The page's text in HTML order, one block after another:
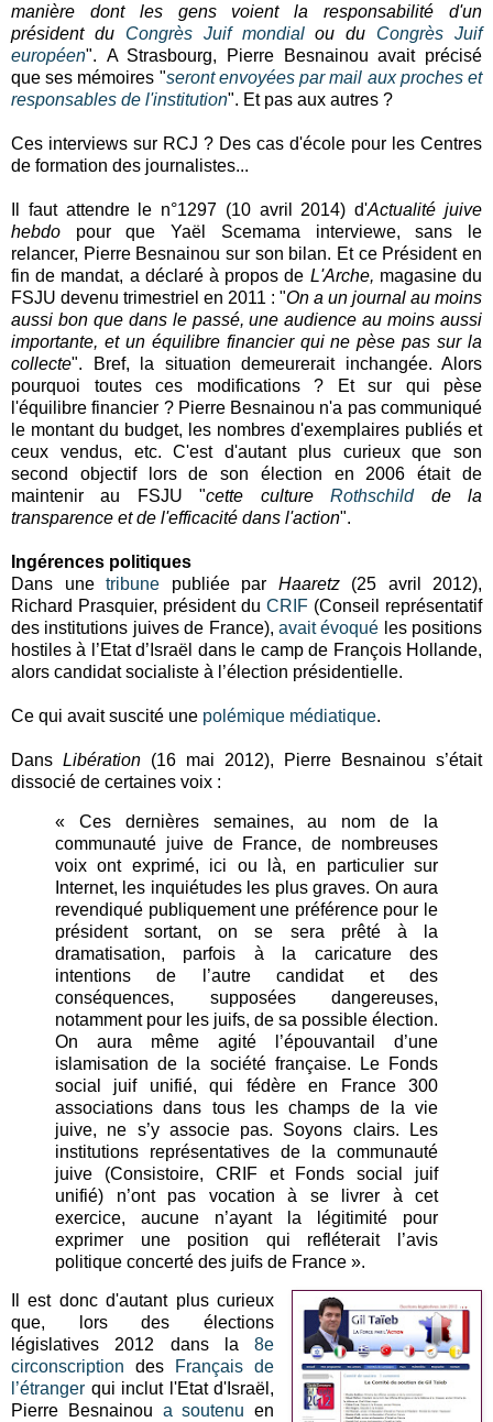
manière dont les gens voient la responsabilité d'un
président du Congrès Juif mondialou du Congrès Juif
européen". A Strasbourg, Pierre Besnainou avait précisé
que ses mémoires "seront envoyées par mail aux proches et
responsables de l'institution". Et pas aux autres ?
Ces interviews sur RCJ ? Des cas d'école pour les Centres
de formation des journalistes...
Il faut attendre le n°1297 (10 avril 2014) d'Actualité juive
hebdo pour que Yaël Scemama interviewe, sans le
relancer, Pierre Besnainou sur son bilan. Et ce Président en
fin de mandat, a déclaré à propos de L'Arche, magasine du
FSJU devenu trimestriel en 2011 : "On a un journal au moins
aussi bon que dans le passé, une audience au moins aussi
importante, et un équilibre financier qui ne pèse pas sur la
collecte". Bref, la situation demeurerait inchangée. Alors
pourquoi toutes ces modifications ? Et sur qui pèse
l'équilibre financier ? Pierre Besnainou n'a pas communiqué
le montant du budget, les nombres d'exemplaires publiés et
ceux vendus, etc. C'est d'autant plus curieux que son
second objectif lors de son élection en 2006 était de
maintenir au FSJU "cette cultureRothschildde la
transparence et de l'efficacité dans l'action".
Ingérences politiques
Dans une tribune publiée par Haaretz(25 avril 2012),
Richard Prasquier, président du CRIF (Conseil représentatif
des institutions juives de France), avait évoqué les positions
hostiles à l’Etat d’Israël dans le camp de François Hollande,
alors candidat socialiste à l’élection présidentielle.
Ce qui avait suscité une polémique médiatique.
Dans Libération (16 mai 2012), Pierre Besnainou s’était
dissocié de certaines voix :
« Ces dernières semaines, au nom de la
communauté juive de France, de nombreuses
voix ont exprimé, ici ou là, en particulier sur
Internet, les inquiétudes les plus graves. On aura
revendiqué publiquement une préférence pour le
président sortant, on se sera prêté à la
dramatisation, parfois à la caricature des
intentions de l’autre candidat et des
conséquences, supposées dangereuses,
notamment pour les juifs, de sa possible élection.
On aura même agité l’épouvantail d’une
islamisation de la société française. Le Fonds
social juif unifié, qui fédère en France 300
associations dans tous les champs de la vie
juive, ne s’y associe pas. Soyons clairs. Les
institutions représentatives de la communauté
juive (Consistoire, CRIF et Fonds social juif
unifié) n’ont pas vocation à se livrer à cet
exercice, aucune n’ayant la légitimité pour
exprimer une position qui refléterait l’avis
politique concerté des juifs de France ».
Il est donc d'autant plus curieux
que, lors des élections
législatives 2012 dans la8e
circonscription des
Français de
l’étranger qui inclut l'Etat d'Israël,
Pierre Besnainou a soutenu en